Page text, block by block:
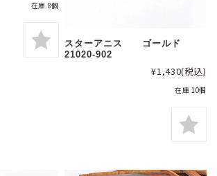
在庫 8個
スターアニス ゴールド
21020-902
¥1,430(税込)
在庫 10個